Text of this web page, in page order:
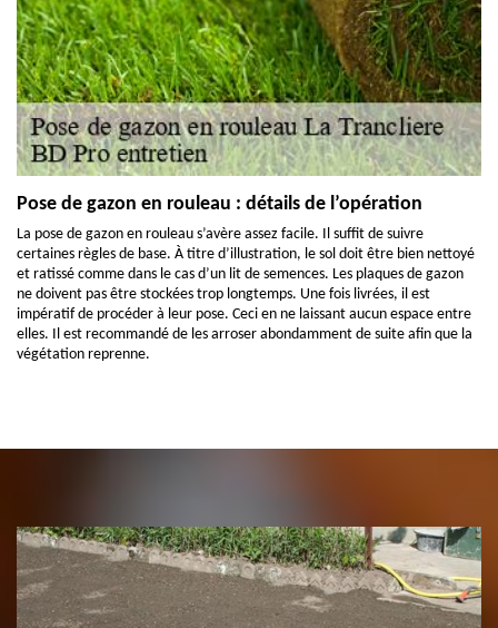
Pose de gazon en rouleau : détails de l’opération
La pose de gazon en rouleau s’avère assez facile. Il suffit de suivre
certaines règles de base. À titre d’illustration, le sol doit être bien nettoyé
et ratissé comme dans le cas d’un lit de semences. Les plaques de gazon
ne doivent pas être stockées trop longtemps. Une fois livrées, il est
impératif de procéder à leur pose. Ceci en ne laissant aucun espace entre
elles. Il est recommandé de les arroser abondamment de suite afin que la
végétation reprenne.